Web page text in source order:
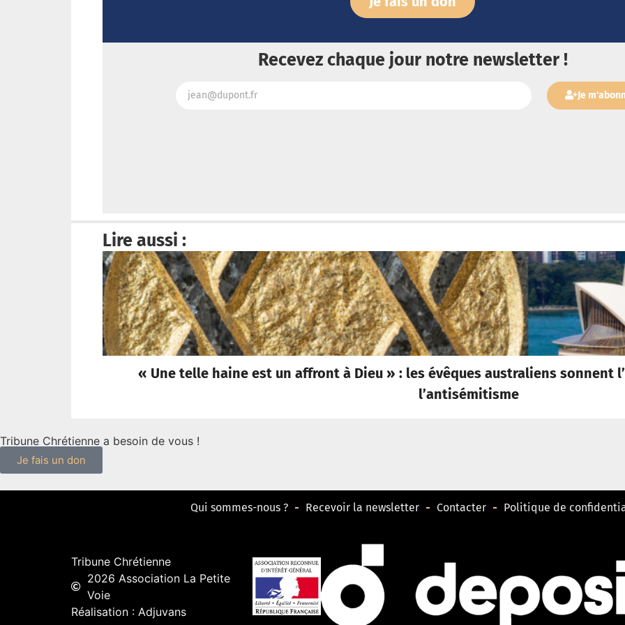
Recevez chaque jour notre newsletter !
Je
Lire aussi :
« Une telle haine est un affront à Dieu » : les évêques australiens sonnent
l’antisémitisme
Tribune Chrétienne a besoin de vous !
Je fais un don
Qui sommes-nous ? Recevoir la newsletter Contacter Politique de
Tribune Chrétienne
2026 Association La Petite
Voie
Réalisation : Adjuvans